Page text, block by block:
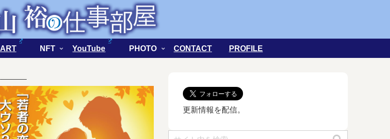
ART NFT YouTube PHOTO CONTACT PROFILE
更新情報を配信。